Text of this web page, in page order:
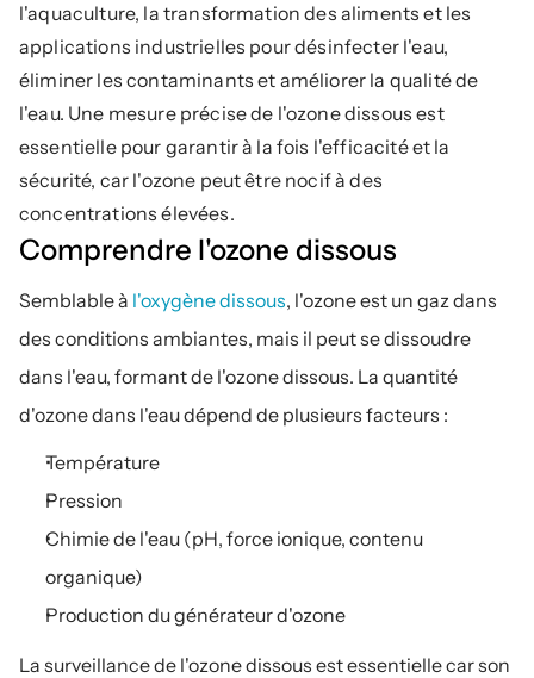
l'aquaculture, la transformation des aliments et les
applications industrielles pour désinfecter l'eau,
éliminer les contaminants et améliorer la qualité de
l'eau. Une mesure précise de l'ozone dissous est
essentielle pour garantir à la fois l'efficacité et la
sécurité, car l'ozone peut être nocif à des
concentrations élevées.
Comprendre l'ozone dissous
Semblable à l'oxygène dissous, l'ozone est un gaz dans
des conditions ambiantes, mais il peut se dissoudre
dans l'eau, formant de l'ozone dissous. La quantité
d'ozone dans l'eau dépend de plusieurs facteurs :
Température
Pression
Chimie de l'eau (pH, force ionique, contenu
organique)
Production du générateur d'ozone
La surveillance de l'ozone dissous est essentielle car son